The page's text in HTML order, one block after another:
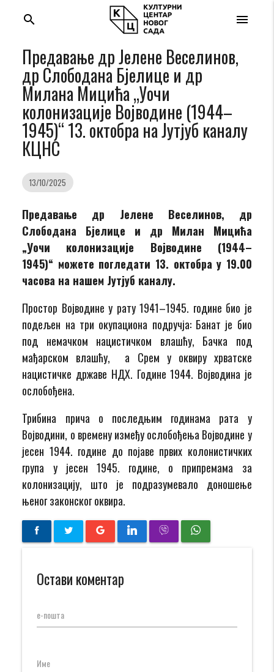
menu
search
Предавање др Јелене Веселинов,
др Слободана Бјелице и др
Милана Мицића „Уочи
колонизације Војводине (1944–
1945)“ 13. октобра на Јутјуб каналу
КЦНС
13/10/2025
Предавање др Јелене Веселинов, др
Слободана Бјелице и др Милан Мицића
„Уочи колонизације Војводине (1944–
1945)“ можете погледати 13. октобра у 19.00
часова на нашем Јутјуб каналу.
Простор Војводине у рату 1941–1945. године био је
подељен на три окупациона подручја: Банат је био
под немачком нацистичком влашћу, Бачка под
мађарском влашћу, а Срем у оквиру хрватске
нацистичке државе НДХ. Године 1944. Војводина је
ослобођена.
Трибина прича о последњим годинама рата у
Војводини, о времену између ослобођења Војводине у
јесен 1944. године до појаве првих колонистичких
група у јесен 1945. године, о припремама за
колонизацију, што је подразумевало доношење
њеног законског оквира.
Остави коментар
е-пошта
Име